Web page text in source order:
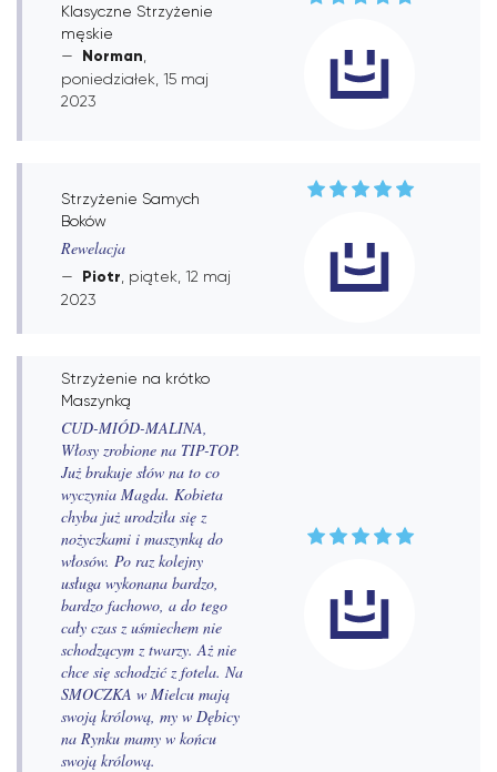
Klasyczne Strzyżenie
męskie
Norman
poniedziałek, 15 maj
2023
Strzyżenie Samych
Boków
Rewelacja
Piotr , piątek, 12 maj
2023
Strzyżenie na krótko
Maszynką
CUD-MIÓD-MALINA,
Włosy zrobione na TIP-TOP.
Już brakuje słów na to co
wyczynia Magda. Kobieta
chyba już urodziła się z
nożyczkami i maszynką do
włosów. Po raz kolejny
usługa wykonana bardzo,
bardzo fachowo, a do tego
cały czas z uśmiechem nie
schodzącym z twarzy. Aż nie
chce się schodzić z fotela. Na
SMOCZKA w Mielcu mają
swoją królową, my w Dębicy
na Rynku mamy w końcu
swoją królową.